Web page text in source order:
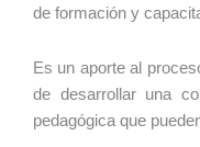
de formación y
Es un aporte al
de desarrollar una
pedagógica que